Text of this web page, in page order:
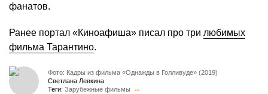
фанатов.
Ранее портал «Киноафиша» писал про три любимых
фильма Тарантино.
Фото: Кадры из фильма «Однажды в Голливуде» (2019)
Светлана Левкина
Теги: Зарубежные фильмы